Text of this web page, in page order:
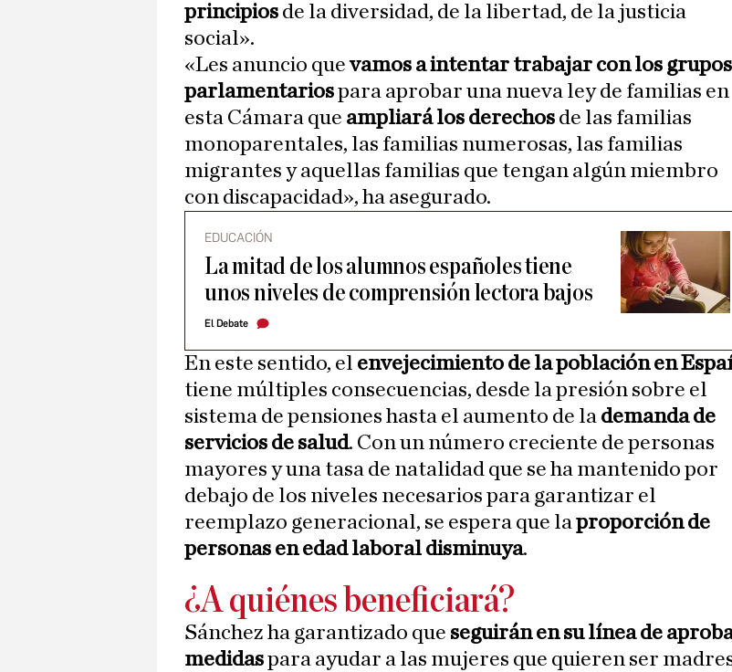
principios de la diversidad, de la libertad, de la justicia
social».
«Les anuncio quevamos a intentar trabajar con los grupos
parlamentariospara aprobar una nueva ley de familias en
esta Cámara que ampliará los derechos de las familias
monoparentales, las familias numerosas, las familias
migrantes y aquellas familias que tengan algún miembro
con discapacidad», ha asegurado.
EDUCACIÓN
La mitad de los alumnos españoles tiene
unos niveles de comprensión lectora bajos
El Debate
En este sentido, el envejecimiento de la población en
tiene múltiples consecuencias, desde la presión sobre el
sistema de pensiones hasta el aumento de la demanda de
servicios de salud. Con un número creciente de personas
mayores y una tasa de natalidad que se ha mantenido por
debajo de los niveles necesarios para garantizar el
reemplazo generacional, se espera que laproporción de
personas en edad laboral disminuya.
¿A quiénes beneficiará?
Sánchez ha garantizado que seguirán en su línea de
medidaspara ayudar a las mujeres que quieren ser